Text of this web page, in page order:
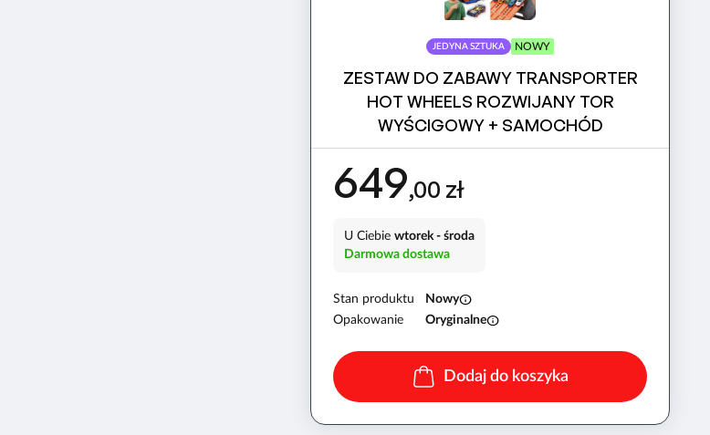
JEDYNA SZTUKA NOWY
ZESTAW DO ZABAWY TRANSPORTER
HOT WHEELS ROZWIJANY TOR
WYŚCIGOWY + SAMOCHÓD
649,00 zł
U Ciebie wtorek - środa
Darmowa dostawa
Stan produktu Nowyinfo
Opakowanie Oryginalneinfo
Dodaj do koszyka